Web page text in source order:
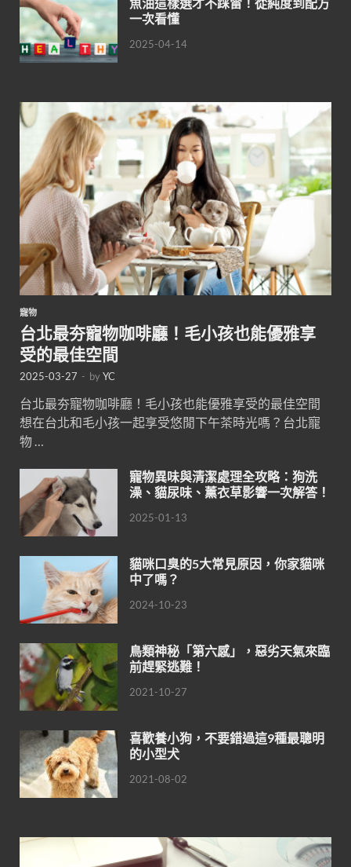
一次看懂
2025-04-14
寵物
台北最夯寵物咖啡廳！毛小孩也能優雅享
受的最佳空間
2025-03-27 - byYC
台北最夯寵物咖啡廳！毛小孩也能優雅享受的最佳空間
想在台北和毛小孩一起享受悠閒下午茶時光嗎？台北寵
物 …
寵物異味與清潔處理全攻略：狗洗
澡、貓尿味、薰衣草影響一次解答！
2025-01-13
貓咪口臭的5大常見原因，你家貓咪
中了嗎？
2024-10-23
鳥類神秘「第六感」，惡劣天氣來臨
前趕緊逃難！
2021-10-27
喜歡養小狗，不要錯過這9種最聰明
的小型犬
2021-08-02